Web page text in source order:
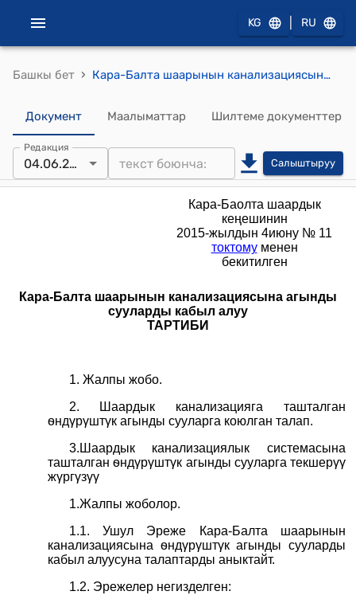
KG RU
Башкы бет › Кара-Балта шаарынын канализациясына агынды сууларды кабыл алуу Тартиби (Кара-Баолта шаардык кеңешинин 2015-жылдын 4июну № 11 токтому менен бекитилген)
Документ Маалыматтар Шилтеме документтер
Редакция
04.06.2015 Салыштыруу